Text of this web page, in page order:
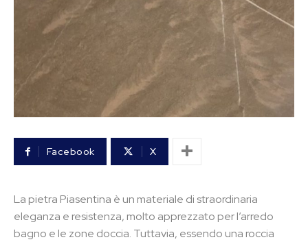
Facebook X
La pietra Piasentina è un materiale di straordinaria
eleganza e resistenza, molto apprezzato per l’arredo
bagno e le zone doccia. Tuttavia, essendo una roccia